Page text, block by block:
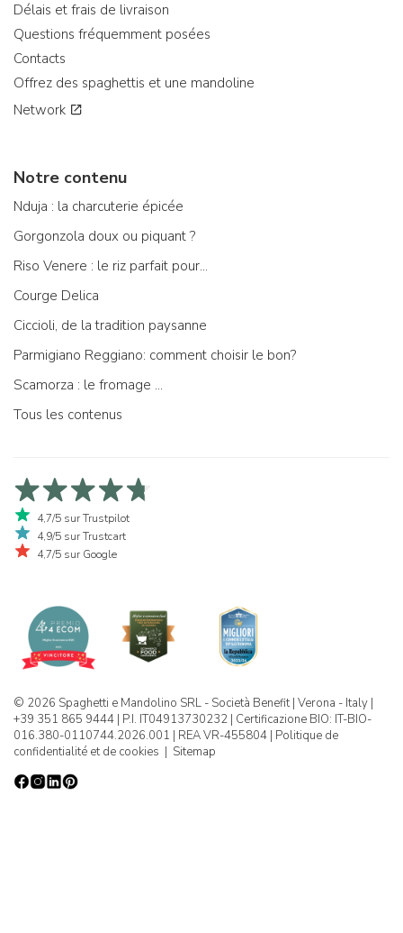
Délais et frais de livraison
Questions fréquemment posées
Contacts
Offrez des spaghettis et une mandoline
Network
Notre contenu
Nduja : la charcuterie épicée
Gorgonzola doux ou piquant ?
Riso Venere : le riz parfait pour...
Courge Delica
Ciccioli, de la tradition paysanne
Parmigiano Reggiano: comment choisir le bon?
Scamorza : le fromage ...
Tous les contenus
4,7/5 sur Trustpilot
4,9/5 sur Trustcart
4,7/5 sur Google
© 2026 Spaghetti e Mandolino SRL - Società Benefit | Verona - Italy |
+39 351 865 9444 | P.I. IT04913730232 | Certificazione BIO: IT-BIO-
016.380-0110744.2026.001 | REA VR-455804 | Politique de
confidentialité et de cookies | Sitemap